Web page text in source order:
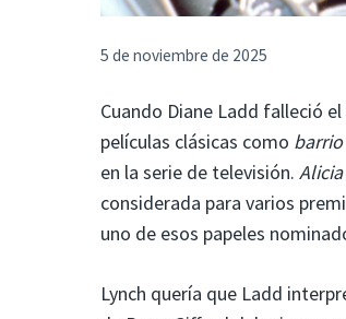
5 de noviembre de 2025
Cuando Diane Ladd falleció
películas clásicas como
en la serie de televisión. Alicia
considerada para varios
uno de esos papeles
Lynch quería que Ladd